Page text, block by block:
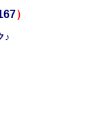
）
♪